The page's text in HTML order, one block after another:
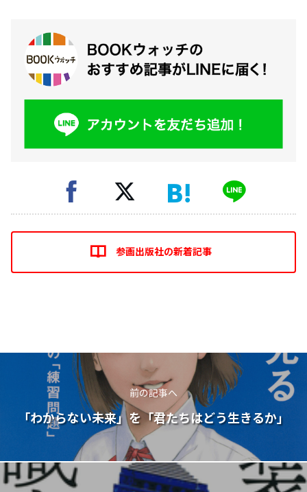
参画出版社の新着記事
前の記事へ
「わからない未来」を「君たちはどう生きるか」